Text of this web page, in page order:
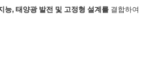
능, 태양광 발전 및 고정형 설계를 결합하여